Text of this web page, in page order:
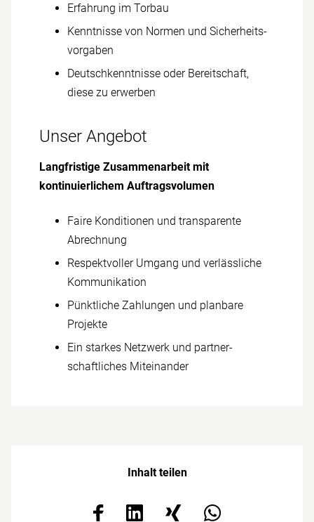
Erfahrung im Torbau
Kenntnisse von Normen und Sicherheits­
vorgaben
Deutsch­kenntnisse oder Bereitschaft,
diese zu erwerben
Unser Angebot
Lang­fristige Zusammen­arbeit mit
kontinuierlichem Auftrags­volumen
Faire Konditionen und trans­parente
Abrechnung
Respekt­voller Umgang und verlässliche
Kommunikation
Pünktliche Zahlungen und planbare
Projekte
Ein starkes Netz­werk und partner­
schaftliches Miteinander
Inhalt teilen